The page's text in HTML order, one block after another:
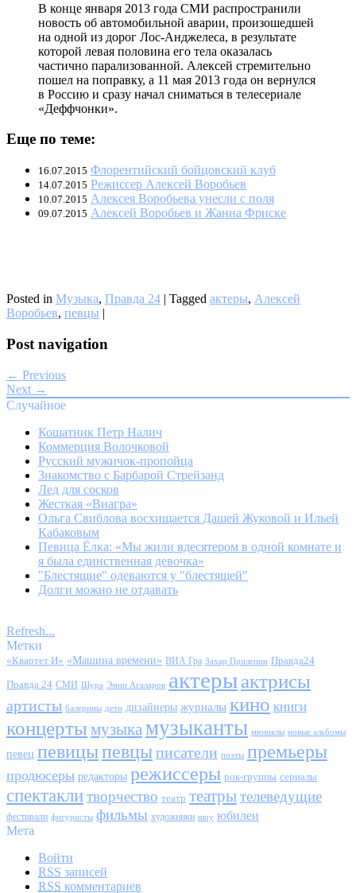
В конце января 2013 года СМИ распространили
новость об автомобильной аварии, произошедшей
на одной из дорог Лос-Анджелеса, в результате
которой левая половина его тела оказалась
частично парализованной. Алексей стремительно
пошел на поправку, а 11 мая 2013 года он вернулся
в Россию и сразу начал сниматься в телесериале
«Деффчонки».
Еще по теме:
16.07.2015 Флорентийский бойцовский клуб
14.07.2015 Режиссер Алексей Воробьев
10.07.2015 Алексея Воробьева унесли с поля
09.07.2015 Алексей Воробьев и Жанна Фриске
Posted in Музыка, Правда 24 | Tagged актеры, Алексей
Воробьев, певцы |
Post navigation
← Previous
Next →
Случайное
Кошатник Петр Налич
Коммерция Волочковой
Русский мужичок-пропойца
Знакомство с Барбарой Стрейзанд
Лед для сосков
Жесткая «Виагра»
Ольга Свиблова восхищается Дашей Жуковой и Ильей
Кабаковым
Певица Ёлка: «Мы жили вдесятером в одной комнате и
я была единственная девочка»
"Блестящие" одеваются у "блестящей"
Долги можно не отдавать
Refresh...
Метки
«Квартет И» «Машина времени» ВИА Гра Захар Прилепин Правда24
Правда 24 СМИ Шура Эмин Агаларов актерыактрисы
артисты балерины дети дизайнеры журналы кино книги
концерты музыка музыканты мюзиклы новые альбомы
певец певицыпевцыписатели поэты премьеры
продюсеры редакторы режиссеры рок-группы сериалы
спектаклитворчество театр театрытелеведущие
фестивали фигуристы фильмы художники шоу юбилеи
Мета
Войти
RSS записей
RSS комментариев